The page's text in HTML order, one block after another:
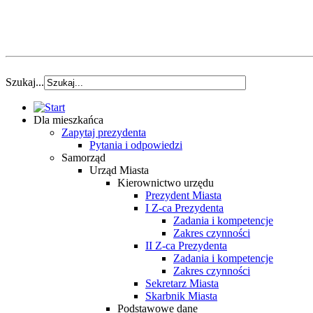
Szukaj...
Dla mieszkańca
Zapytaj prezydenta
Pytania i odpowiedzi
Samorząd
Urząd Miasta
Kierownictwo urzędu
Prezydent Miasta
I Z-ca Prezydenta
Zadania i kompetencje
Zakres czynności
II Z-ca Prezydenta
Zadania i kompetencje
Zakres czynności
Sekretarz Miasta
Skarbnik Miasta
Podstawowe dane